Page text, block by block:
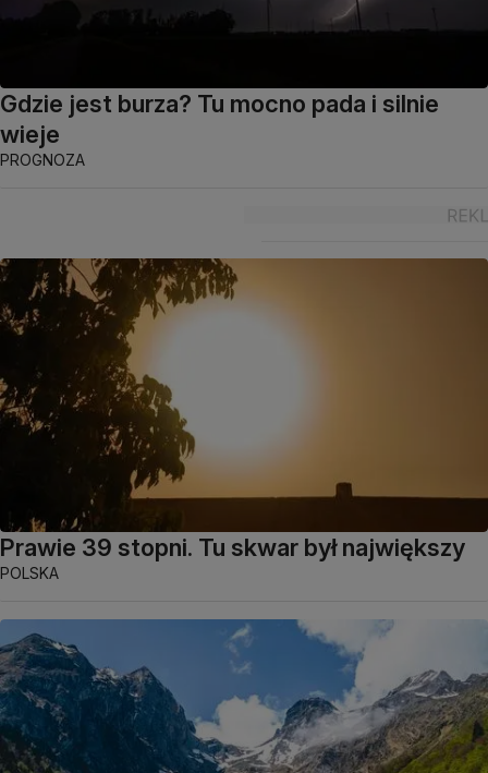
Gdzie jest burza? Tu mocno pada i silnie
wieje
PROGNOZA
Prawie 39 stopni. Tu skwar był największy
POLSKA